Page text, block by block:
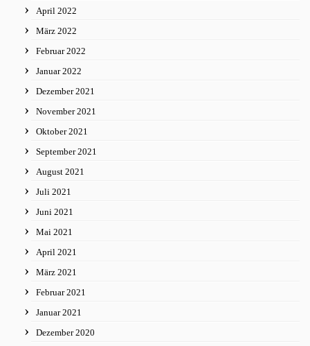
April 2022
März 2022
Februar 2022
Januar 2022
Dezember 2021
November 2021
Oktober 2021
September 2021
August 2021
Juli 2021
Juni 2021
Mai 2021
April 2021
März 2021
Februar 2021
Januar 2021
Dezember 2020